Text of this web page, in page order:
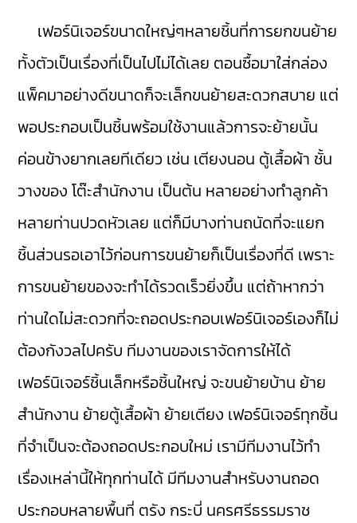
เฟอร์นิเจอร์ขนาดใหญ่ๆหลายชิ้นที่การยกขนย้าย
ทั้งตัวเป็นเรื่องที่เป็นไปไม่ได้เลย ตอนซื้อมาใส่กล่อง
แพ็คมาอย่างดีขนาดก็จะเล็กขนย้ายสะดวกสบาย แต่
พอประกอบเป็นชิ้นพร้อมใช้งานแล้วการจะย้ายนั้น
ค่อนข้างยากเลยทีเดียว เช่น เตียงนอน ตู้เสื้อผ้า ชั้น
วางของ โต๊ะสำนักงาน เป็นต้น หลายอย่างทำลูกค้า
หลายท่านปวดหัวเลย แต่ก็มีบางท่านถนัดที่จะแยก
ชิ้นส่วนรอเอาไว้ก่อนการขนย้ายก็เป็นเรื่องที่ดี เพราะ
การขนย้ายของจะทำได้รวดเร็วยิ่งขึ้น แต่ถ้าหากว่า
ท่านใดไม่สะดวกที่จะถอดประกอบเฟอร์นิเจอร์เองก็ไม่
ต้องกังวลไปครับ ทีมงานของเราจัดการให้ได้
เฟอร์นิเจอร์ชิ้นเล็กหรือชิ้นใหญ่ จะขนย้ายบ้าน ย้าย
สำนักงาน ย้ายตู้เสื้อผ้า ย้ายเตียง เฟอร์นิเจอร์ทุกชิ้น
ที่จำเป็นจะต้องถอดประกอบใหม่ เรามีทีมงานไว้ทำ
เรื่องเหล่านี้ให้ทุกท่านได้ มีทีมงานสำหรับงานถอด
ประกอบหลายพื้นที่ ตรัง กระบี่ นครศรีธรรมราช